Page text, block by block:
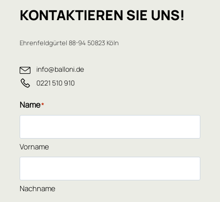
KONTAKTIEREN SIE UNS!
Ehrenfeldgürtel 88-94 50823 Köln
info@balloni.de
0221 510 910
Name*
Vorname
Nachname